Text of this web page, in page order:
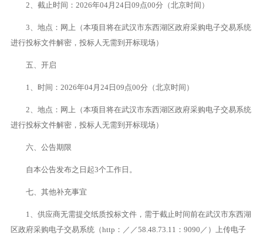
2、截止时间：2026年04月24日09点00分（北京时间）
3、地点：网上（本项目将在武汉市东西湖区政府采购电子交易系统
进行投标文件解密，投标人无需到开标现场）
五、开启
1、时间：2026年04月24日09点00分（北京时间）
2、地点：网上（本项目将在武汉市东西湖区政府采购电子交易系统
进行投标文件解密，投标人无需到开标现场）
六、公告期限
自本公告发布之日起3个工作日。
七、其他补充事宜
1、供应商无需提交纸质投标文件，需于截止时间前在武汉市东西湖
区政府采购电子交易系统（http：／／58.48.73.11：9090／）上传电子